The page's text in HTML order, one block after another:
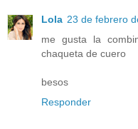
Lola 23 de febrero
me gusta la
chaqueta de cuero
besos
Responder